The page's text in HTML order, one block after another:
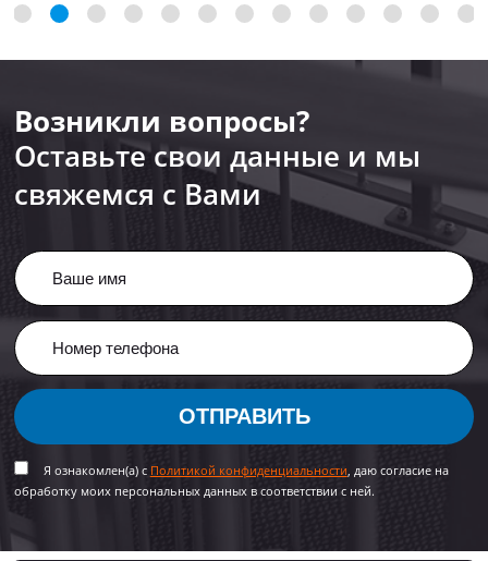
Возникли вопросы?
Оставьте свои данные и мы
свяжемся с Вами
ОТПРАВИТЬ
Я ознакомлен(а) с Политикой конфиденциальности, даю согласие на
обработку моих персональных данных в соответствии с ней.